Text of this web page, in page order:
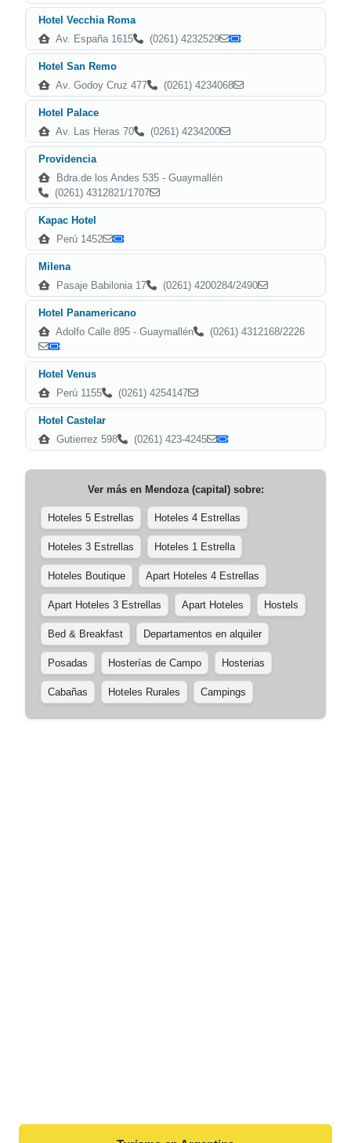
Hotel Vecchia Roma
Av. España 1615
(0261) 4232529
Hotel San Remo
Av. Godoy Cruz 477
(0261) 4234068
Hotel Palace
Av. Las Heras 70
(0261) 4234200
Providencia
Bdra.de los Andes 535 - Guaymallén
(0261) 4312821/1707
Kapac Hotel
Perú 1452
Milena
Pasaje Babilonia 17
(0261) 4200284/2490
Hotel Panamericano
Adolfo Calle 895 - Guaymallén
(0261) 4312168/2226
Hotel Venus
Perú 1155
(0261) 4254147
Hotel Castelar
Gutierrez 598
(0261) 423-4245
Ver más en Mendoza (capital)sobre:
Hoteles 5 Estrellas Hoteles 4 Estrellas
Hoteles 3 Estrellas Hoteles 1 Estrella
Hoteles Boutique Apart Hoteles 4 Estrellas
Apart Hoteles 3 Estrellas Apart Hoteles Hostels
Bed & Breakfast Departamentos en alquiler
Posadas Hosterías de Campo Hosterias
Cabañas Hoteles Rurales Campings